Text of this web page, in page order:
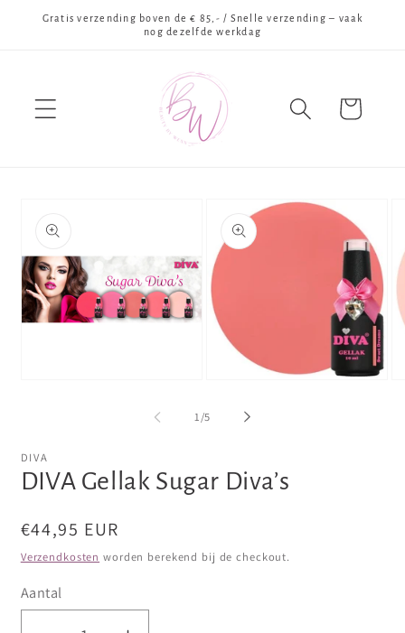
naar de
Gratis verzending boven de € 85,- / Snelle verzending – vaak
nog dezelfde werkdag
Winkelwagen
openen
1/van
5
DIVA
DIVA Gellak Sugar Diva’s
Normale
prijs
€44,95 EUR
Verzendkosten worden berekend bij de checkout.
Aantal